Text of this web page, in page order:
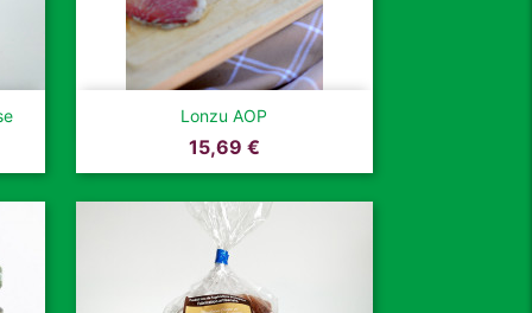
Lonzu AOP
Prix
15,69 €
Aperçu rapide